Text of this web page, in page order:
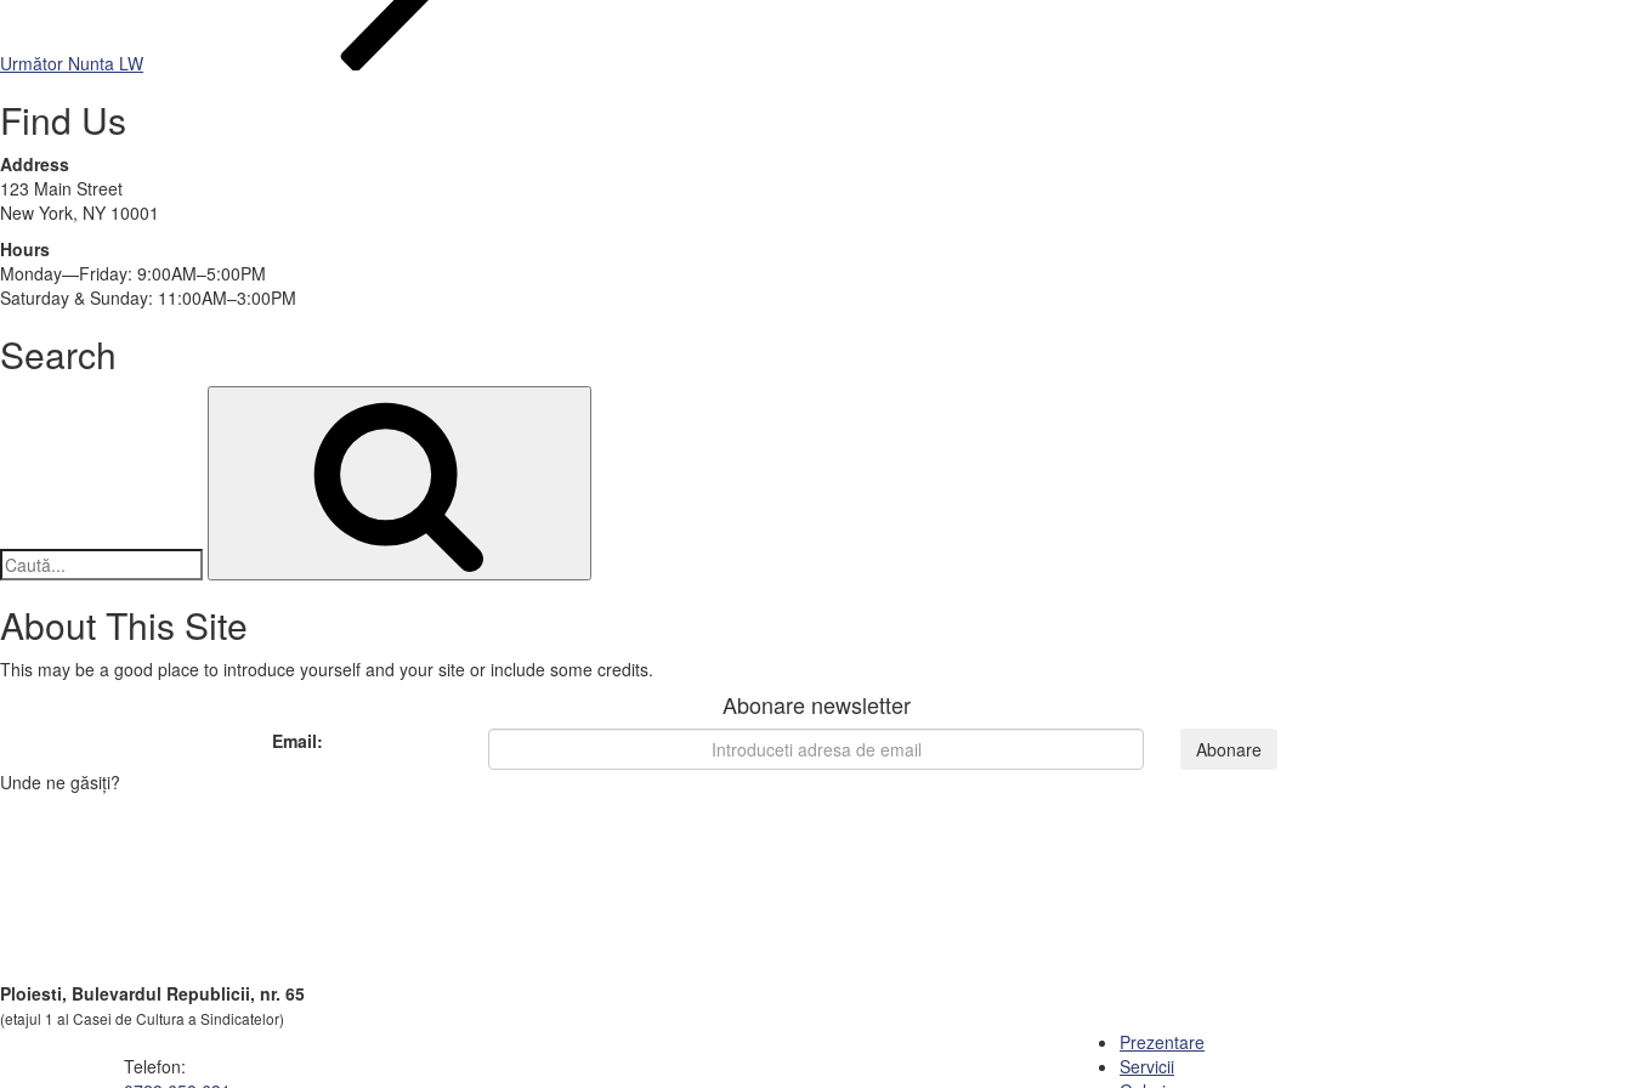
Următor Nunta LW
Find Us
Address
123 Main Street
New York, NY 10001
Hours
Monday—Friday: 9:00AM–5:00PM
Saturday & Sunday: 11:00AM–3:00PM
Search
About This Site
This may be a good place to introduce yourself and your site or include some credits.
Abonare newsletter
Email:
Abonare
Unde ne găsiți?
Ploiesti, Bulevardul Republicii, nr. 65
(etajul 1 al Casei de Cultura a Sindicatelor)
Telefon:
Prezentare
Servicii